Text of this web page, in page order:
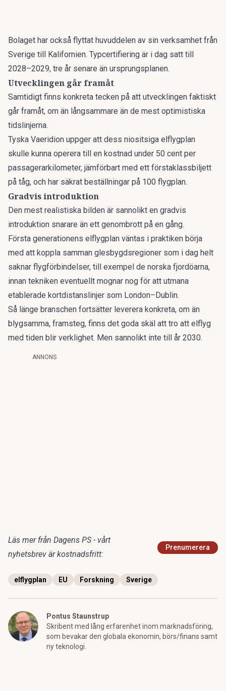
Bolaget har också flyttat huvuddelen av sin verksamhet från
Sverige till Kalifornien. Typcertifiering är i dag satt till
2028–2029, tre år senare än ursprungsplanen.
Utvecklingen går framåt
Samtidigt finns konkreta tecken på att utvecklingen faktiskt
går framåt, om än långsammare än de mest optimistiska
tidslinjerna.
Tyska Vaeridion uppger att dess niositsiga elflygplan
skulle kunna operera till en kostnad under 50 cent per
passagerarkilometer, jämförbart med ett förstaklassbiljett
på tåg, och har säkrat beställningar på 100 flygplan.
Gradvis introduktion
Den mest realistiska bilden är sannolikt en gradvis
introduktion snarare än ett genombrott på en gång.
Första generationens elflygplan väntas i praktiken börja
med att koppla samman glesbygdsregioner som i dag helt
saknar flygförbindelser, till exempel de norska fjordöarna,
innan tekniken eventuellt mognar nog för att utmana
etablerade kortdistanslinjer som London–Dublin.
Så länge branschen fortsätter leverera konkreta, om än
blygsamma, framsteg, finns det goda skäl att tro att elflyg
med tiden blir verklighet. Men sannolikt inte till år 2030.
ANNONS
Läs mer från Dagens PS - vårt
nyhetsbrev är kostnadsfritt:
Prenumerera
elflygplan EU Forskning Sverige
Pontus Staunstrup
Skribent med lång erfarenhet inom marknadsföring,
som bevakar den globala ekonomin, börs/finans samt
ny teknologi.